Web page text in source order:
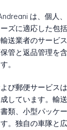
は、個人
ズに適応した包
送業者のサービ
管と返品管理を
。
び郵便サービス
しています。輸
類、小型パッケ
。独自の車隊と